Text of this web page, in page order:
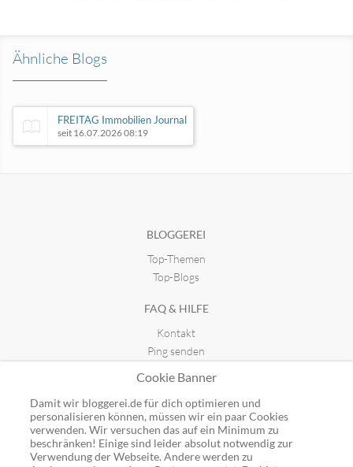
Ähnliche Blogs
FREITAG Immobilien Journal
seit 16.07.2026 08:19
Roboadvisor-Portal.com - Blog
BLOGGEREI
Top-Themen
Top-Blogs
FAQ & HILFE
Kontakt
Ping senden
GUTSCHEINE
Top-Gutscheine
Alle Shops
Cookie Banner
Damit wir bloggerei.de für dich optimieren und
personalisieren können, müssen wir ein paar Cookies
verwenden. Wir versuchen das auf ein Minimum zu
beschränken! Einige sind leider absolut notwendig zur
Verwendung der Webseite. Andere werden zu